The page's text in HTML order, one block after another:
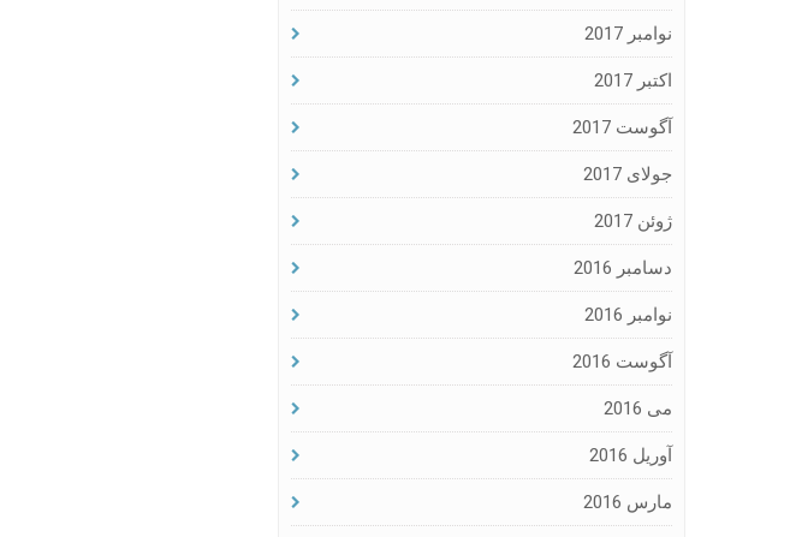
نوامبر 2017
اکتبر 2017
آگوست 2017
جولای 2017
ژوئن 2017
دسامبر 2016
نوامبر 2016
آگوست 2016
می 2016
آوریل 2016
مارس 2016